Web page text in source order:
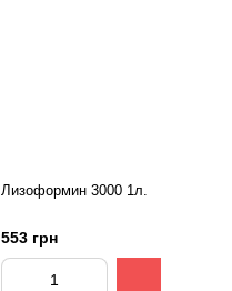
Лизоформин 3000 1л.
553 грн